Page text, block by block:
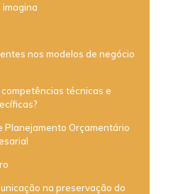
imagina
nos modelos de negócio
técnicas e
Planejamento Orçamentário
na preservação do